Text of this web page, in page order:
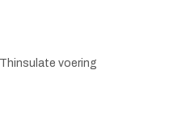
voering